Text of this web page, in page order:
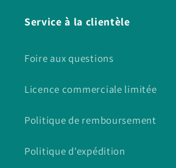
Service à la clientèle
Foire aux questions
Licence commerciale limitée
Politique de remboursement
Politique d'expédition